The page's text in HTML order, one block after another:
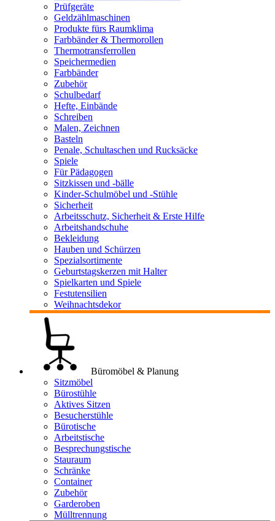
Prüfgeräte
Geldzählmaschinen
Produkte fürs Raumklima
Farbbänder & Thermorollen
Thermotransferrollen
Speichermedien
Farbbänder
Zubehör
Schulbedarf
Hefte, Einbände
Schreiben
Malen, Zeichnen
Basteln
Penale, Schultaschen und Rucksäcke
Spiele
Für Pädagogen
Sitzkissen und -bälle
Kinder-Schulmöbel und -Stühle
Sicherheit
Arbeitsschutz, Sicherheit & Erste Hilfe
Arbeitshandschuhe
Bekleidung
Hauben und Schürzen
Spezialsortimente
Geburtstagskerzen mit Halter
Spielkarten und Spiele
Festutensilien
Weihnachtsdekor
Büromöbel & Planung
Sitzmöbel
Bürostühle
Aktives Sitzen
Besucherstühle
Bürotische
Arbeitstische
Besprechungstische
Stauraum
Schränke
Container
Zubehör
Garderoben
Mülltrennung